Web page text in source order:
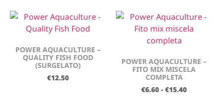
POWER AQUACULTURE –
QUALITY FISH FOOD
(SURGELATO)
€12.50
POWER AQUACULTURE –
FITO MIX MISCELA
COMPLETA
€6.60 - €15.40